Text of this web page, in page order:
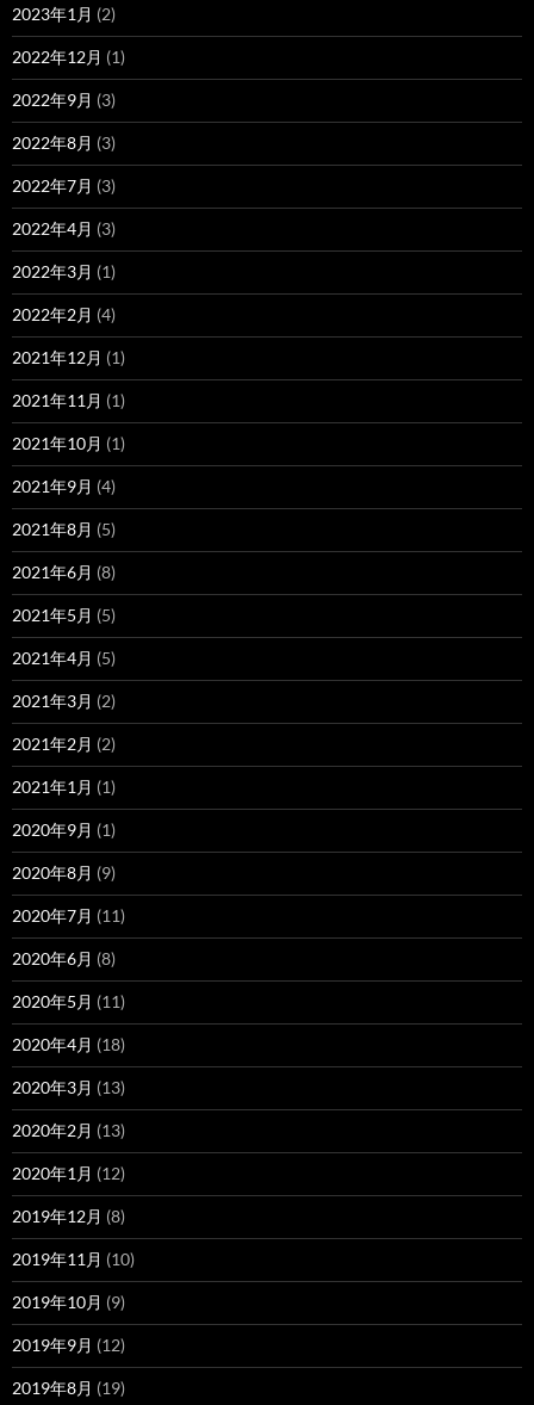
2023年1月 (2)
2022年12月 (1)
2022年9月 (3)
2022年8月 (3)
2022年7月 (3)
2022年4月 (3)
2022年3月 (1)
2022年2月 (4)
2021年12月 (1)
2021年11月 (1)
2021年10月 (1)
2021年9月 (4)
2021年8月 (5)
2021年6月 (8)
2021年5月 (5)
2021年4月 (5)
2021年3月 (2)
2021年2月 (2)
2021年1月 (1)
2020年9月 (1)
2020年8月 (9)
2020年7月 (11)
2020年6月 (8)
2020年5月 (11)
2020年4月 (18)
2020年3月 (13)
2020年2月 (13)
2020年1月 (12)
2019年12月 (8)
2019年11月 (10)
2019年10月 (9)
2019年9月 (12)
2019年8月 (19)